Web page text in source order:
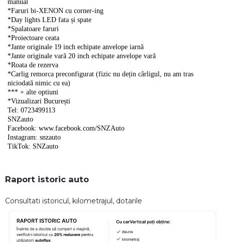
manual
*Faruri bi-XENON cu corner-ing
*Day lights LED fata și spate
*Spalatoare faruri
*Proiectoare ceata
*Jante originale 19 inch echipate anvelope iarnă
*Jante originale vară 20 inch echipate anvelope vară
*Roata de rezerva
*Carlig remorca preconfigurat (fizic nu dețin cârligul, nu am tras
niciodată nimic cu ea)
*** + alte optiuni
*Vizualizari București
Tel: 0723499113
SNZauto
Facebook: www.facebook.com/SNZAuto
Instagram: snzauto
TikTok: SNZauto
Raport istoric auto
Consultati istoricul, kilometrajul, dotarile